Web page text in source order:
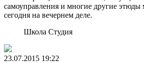
самоуправления и многие другие этюды
сегодня на вечернем деле.
Школа Студия
23.07.2015 19:22